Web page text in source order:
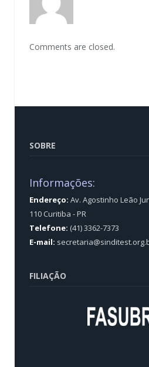
Comments are closed.
SOBRE
Informações:
Endereço: Av. Agostinho Leão
110 Curitiba - PR
Telefone: (41) 3362-7373
E-mail:
FILIAÇÃO